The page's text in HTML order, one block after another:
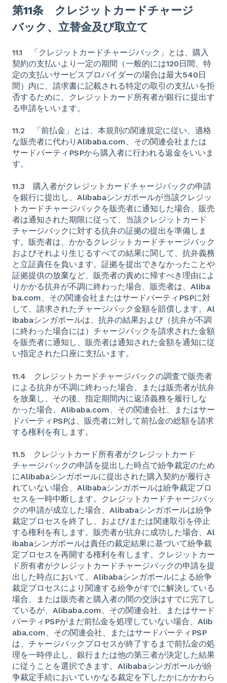
第11条 クレジットカードチャージ
バック、立替金及び取立て
11.1 「クレジットカードチャージバック」とは、購入
契約の支払いより一定の期間（一般的には120日間、特
定の支払いサービスプロバイダーの場合は最大540日
間）内に、請求書に記載される特定の取引の支払いを拒
否するために、クレジットカード所有者が銀行に提出す
る申請をいいます。
11.2 「前払金」とは、本規則の関連規定に従い、適格
な販売者に代わりAlibaba.com、その関連会社または
サードパーティPSPから購入者に行われる返金をいいま
す。
11.3 購入者がクレジットカードチャージバックの申請
を銀行に提出し、Alibabaシンガポールが当該クレジッ
トカードチャージバックを販売者に通知した場合、販売
者は通知された期限に従って、当該クレジットカード
チャージバックに対する抗弁の証拠の提出を準備しま
す。販売者は、かかるクレジットカードチャージバック
およびそれより生じるすべての結果に関して、抗弁義務
と立証責任を負います。証拠を提出できなかったことや
証拠提供の放棄など、販売者の責めに帰すべき理由によ
りかかる抗弁が不調に終わった場合、販売者は、Aliba
ba.com、その関連会社またはサードパーティPSPに対
して、請求されたチャージバック金額を賠償します。Al
ibabaシンガポールは、抗弁の結果および（抗弁が不調
に終わった場合には）チャージバックを請求された金額
を販売者に通知し、販売者は通知された金額を通知に従
い指定された口座に支払います。
11.4 クレジットカードチャージバックの調査で販売者
による抗弁が不調に終わった場合、または販売者が抗弁
を放棄し、その後、指定期間内に返済義務を履行しな
かった場合、Alibaba.com、その関連会社、またはサー
ドパーティPSPは、販売者に対して前払金の総額を請求
する権利を有します。
11.5 クレジットカード所有者がクレジットカード
チャージバックの申請を提出した時点で紛争裁定のため
にAlibabaシンガポールに提出された購入契約が履行さ
れていない場合、Alibabaシンガポールは紛争裁定プロ
セスを一時中断します。クレジットカードチャージバッ
クの申請が成立した場合、Alibabaシンガポールは紛争
裁定プロセスを終了し、および/または関連取引を停止
する権利を有します。販売者が抗弁に成功した場合、Al
ibabaシンガポールは責任の裁定結果に基づいて紛争裁
定プロセスを再開する権利を有します。クレジットカー
ド所有者がクレジットカードチャージバックの申請を提
出した時点において、Alibabaシンガポールによる紛争
裁定プロセスにより関連する紛争がすでに解決している
場合、または販売者と購入者の間の交渉はすでに完了し
ているが、Alibaba.com、その関連会社、またはサード
パーティPSPがまだ前払金を処理していない場合、Alib
aba.com、その関連会社、またはサードパーティPSP
は、チャージバックプロセスが終了するまで前払金の処
理を一時停止し、銀行または他の第三者が決定した結果
に従うことを選択できます。Alibabaシンガポールが紛
争裁定手続においていかなる裁定を下したかにかかわら